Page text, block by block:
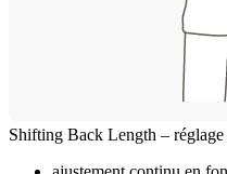
Shifting Back Length –